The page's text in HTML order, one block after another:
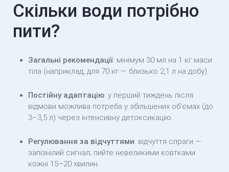
Скільки води потрібно
пити?
Загальні рекомендації: мінімум 30 мл на 1 кг маси
тіла (наприклад, для 70 кг — близько 2,1 л на добу).
Постійну адаптацію: у перший тиждень після
відмови можлива потреба у збільшених об’ємах (до
3–3,5 л) через інтенсивну детоксикацію.
Регулювання за відчуттями: відчуття спраги —
запізнілий сигнал; пийте невеликими ковтками
кожні 15–20 хвилин.